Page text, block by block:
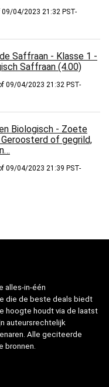
04/2023 21:32 PST-
Saffraan - Klasse 1 -
Saffraan (4.00)
09/04/2023 21:32 PST-
Biologisch - Zoete
Geroosterd of gegrild,
09/04/2023 21:39 PST-
alles-in-één
die de beste deals biedt
hoogte houdt via de laatst
auteursrechtelijk
Alle geciteerde
bronnen.